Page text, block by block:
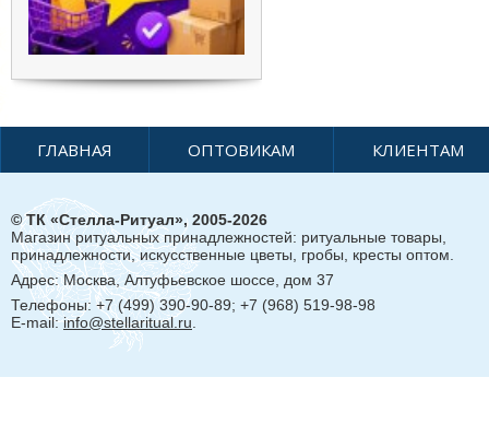
ГЛАВНАЯ ОПТОВИКАМ КЛИЕНТАМ
© ТК «Стелла-Ритуал», 2005-2026
Магазин ритуальных принадлежностей: ритуальные товары,
принадлежности, искусственные цветы, гробы, кресты оптом.
Адрес:Москва, Алтуфьевское шоссе, дом 37
Телефоны: +7 (499) 390-90-89; +7 (968) 519-98-98
E-mail:info@stellaritual.ru